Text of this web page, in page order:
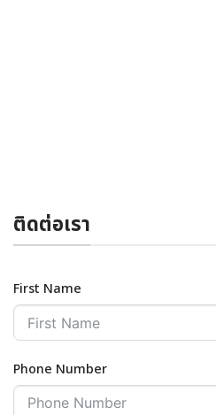
ติดต่อเรา
First Name
Phone Number